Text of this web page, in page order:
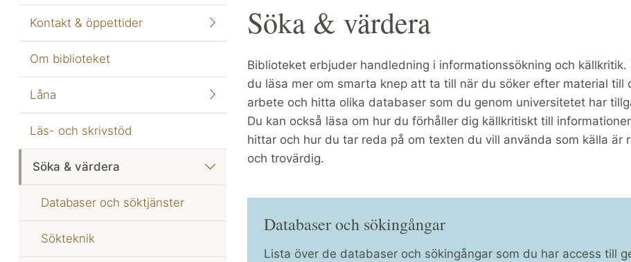
Kontakt & öppettider
Om biblioteket
Låna
Läs- och skrivstöd
Söka & värdera
Databaser och söktjänster
Sökteknik
Söka & värdera
Biblioteket erbjuder handledning i informationssökning och källkritik.
du läsa mer om smarta knep att ta till när du söker efter material till
arbete och hitta olika databaser som du genom universitetet har
Du kan också läsa om hur du förhåller dig källkritiskt till
hittar och hur du tar reda på om texten du vill använda som källa är
och trovärdig.
Databaser och sökingångar
Lista över de databaser och sökingångar som du har access till